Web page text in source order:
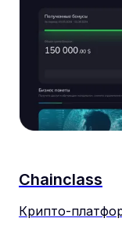
Chainclass
Крипто-